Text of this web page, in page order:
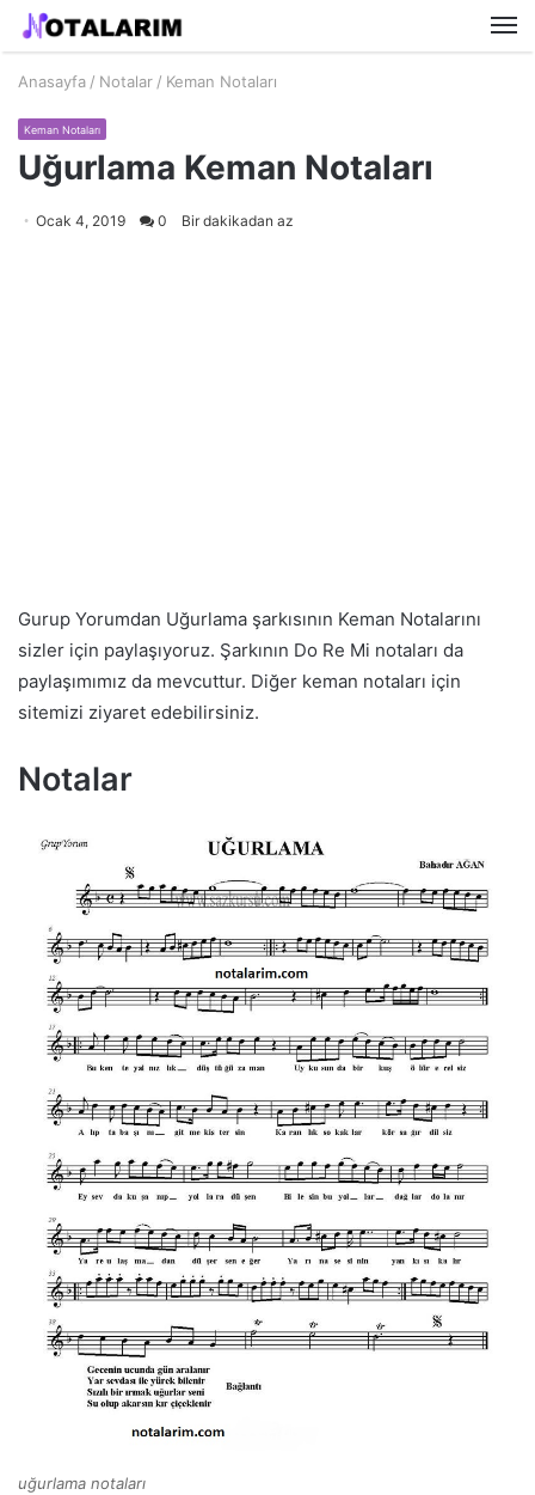
Anasayfa / Notalar / Keman Notaları
Keman Notaları
Uğurlama Keman Notaları
Ocak 4, 2019 0 Bir dakikadan az
Gurup Yorumdan Uğurlama şarkısının Keman Notalarını
sizler için paylaşıyoruz. Şarkının Do Re Mi notaları da
paylaşımımız da mevcuttur. Diğer keman notaları için
sitemizi ziyaret edebilirsiniz.
Notalar
uğurlama notaları